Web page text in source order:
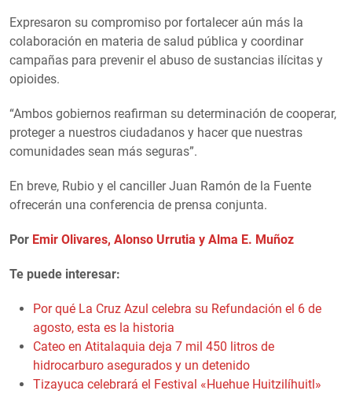
Expresaron su compromiso por fortalecer aún más la
colaboración en materia de salud pública y coordinar
campañas para prevenir el abuso de sustancias ilícitas y
opioides.
“Ambos gobiernos reafirman su determinación de cooperar,
proteger a nuestros ciudadanos y hacer que nuestras
comunidades sean más seguras”.
En breve, Rubio y el canciller Juan Ramón de la Fuente
ofrecerán una conferencia de prensa conjunta.
Por Emir Olivares, Alonso Urrutia y Alma E. Muñoz
Te puede interesar:
Por qué La Cruz Azul celebra su Refundación el 6 de
agosto, esta es la historia
Cateo en Atitalaquia deja 7 mil 450 litros de
hidrocarburo asegurados y un detenido
Tizayuca celebrará el Festival «Huehue Huitzilíhuitl»